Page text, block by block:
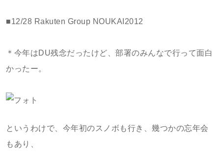
■12/28 Rakuten Group NOUKAI2012
＊今年はDU残念だったけど、部署のみんなで行って面白
かったー。
というわけで、今年初のスノボも行き、幾つかの忘年会
もあり、